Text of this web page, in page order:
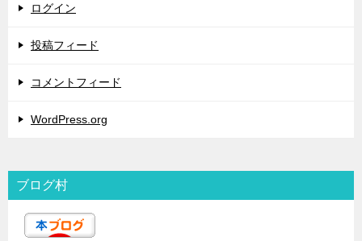
ログイン
投稿フィード
コメントフィード
WordPress.org
ブログ村